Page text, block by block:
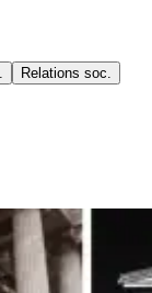
Relations soc.